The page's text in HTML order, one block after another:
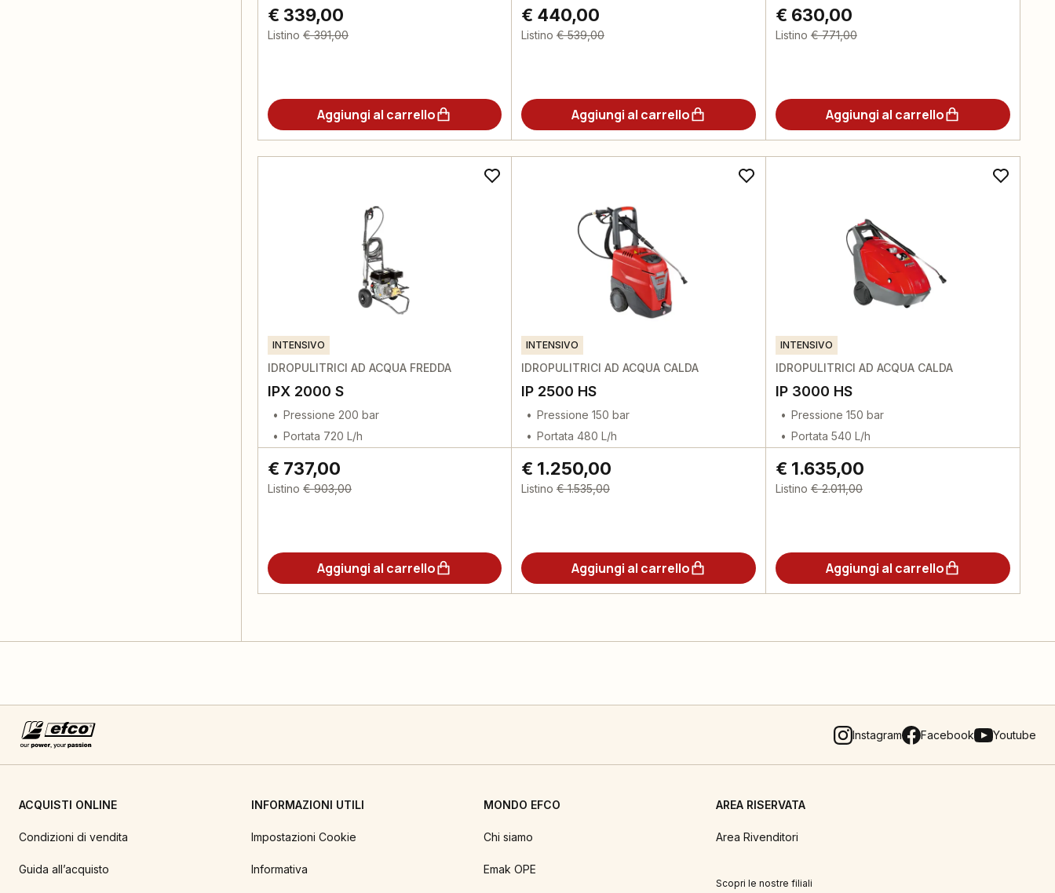
€ 339,00
Listino € 391,00
Aggiungi al carrello
€ 440,00
Listino € 539,00
Aggiungi al carrello
€ 630,00
Listino € 771,00
Aggiungi al carrello
INTENSIVO
IDROPULITRICI AD ACQUA FREDDA
IPX 2000 S
Pressione 200 bar
Portata 720 L/h
€ 737,00
Listino € 903,00
Aggiungi al carrello
INTENSIVO
IDROPULITRICI AD ACQUA CALDA
IP 2500 HS
Pressione 150 bar
Portata 480 L/h
€ 1.250,00
Listino € 1.535,00
Aggiungi al carrello
INTENSIVO
IDROPULITRICI AD ACQUA CALDA
IP 3000 HS
Pressione 150 bar
Portata 540 L/h
€ 1.635,00
Listino € 2.011,00
Aggiungi al carrello
Instagram Facebook Youtube
ACQUISTI ONLINE
Condizioni di vendita
Guida all’acquisto
INFORMAZIONI UTILI
Impostazioni Cookie
Informativa
MONDO EFCO
Chi siamo
Emak OPE
AREA RISERVATA
Area Rivenditori
Scopri le nostre filiali